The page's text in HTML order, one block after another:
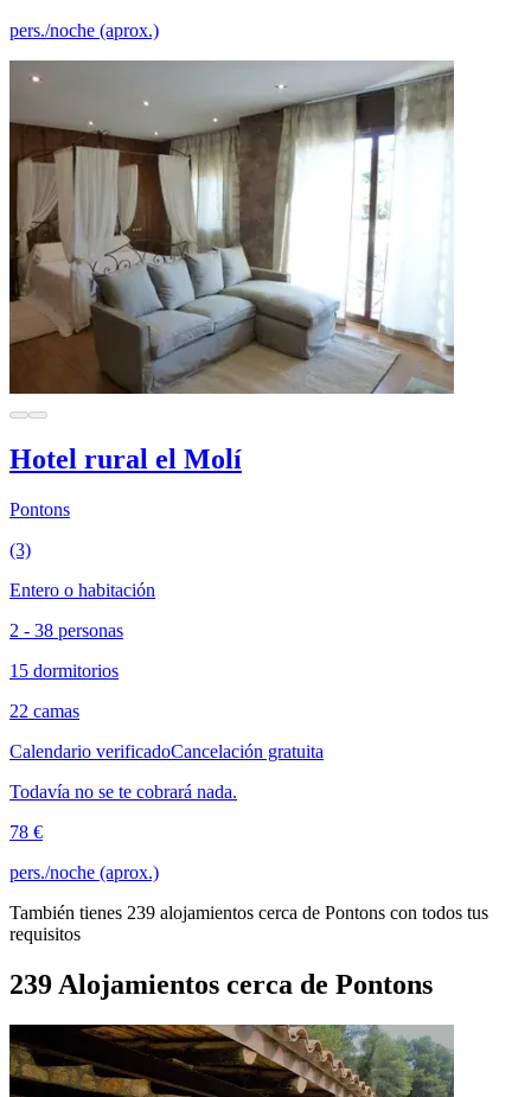
pers./noche (aprox.)
Hotel rural el Molí
Pontons
(3)
Entero o habitación
2 - 38 personas
15 dormitorios
22 camas
Calendario verificadoCancelación gratuita
Todavía no se te cobrará nada.
78 €
pers./noche (aprox.)
También tienes 239 alojamientos cerca de Pontons con todos tus
requisitos
239 Alojamientos cerca de Pontons